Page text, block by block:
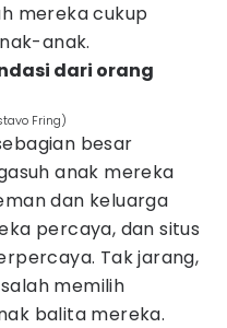
mereka cukup
anak.
dari orang
Fring)
besar
anak mereka
dan keluarga
percaya, dan situs
Tak jarang,
memilih
balita mereka.